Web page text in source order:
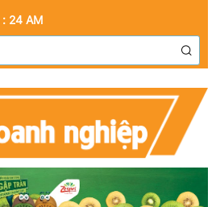
: 25 AM